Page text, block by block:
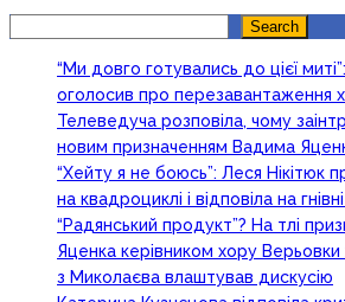
Search
“Ми довго готувались до цієї
оголосив про перезавантаження
Телеведуча розповіла, чому
новим призначенням Вадима
“Хейту я не боюсь”: Леся Нікітюк
на квадроциклі і відповіла на
“Радянський продукт”? На тлі
Яценка керівником хору
з Миколаєва влаштував дискусію